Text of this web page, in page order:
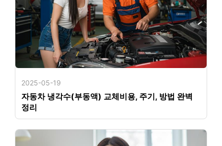
2025-05-19
자동차 냉각수(부동액) 교체비용, 주기, 방법 완벽
정리